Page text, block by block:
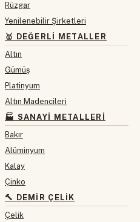
Rüzgar
Yenilenebilir Şirketleri
🥇 DEĞERLI METALLER
Altın
Gümüş
Platinyum
Altın Madencileri
🏭 SANAYI METALLERI
Bakır
Alüminyum
Kalay
Çinko
🔨 DEMIR ÇELIK
Çelik